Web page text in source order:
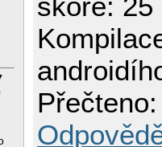
skóre: 25